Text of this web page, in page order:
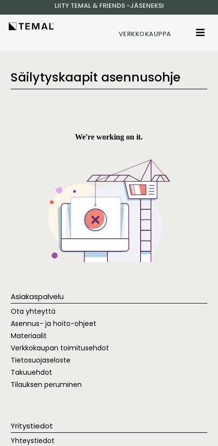
LIITY TEMAL & FRIENDS -JÄSENEKSI
VERKKOKAUPPA
Säilytyskaapit asennusohje
Asiakaspalvelu
Ota yhteyttä
Asennus- ja hoito-ohjeet
Materiaalit
Verkkokaupan toimitusehdot
Tietosuojaseloste
Takuuehdot
Tilauksen peruminen
Yritystiedot
Yhteystiedot